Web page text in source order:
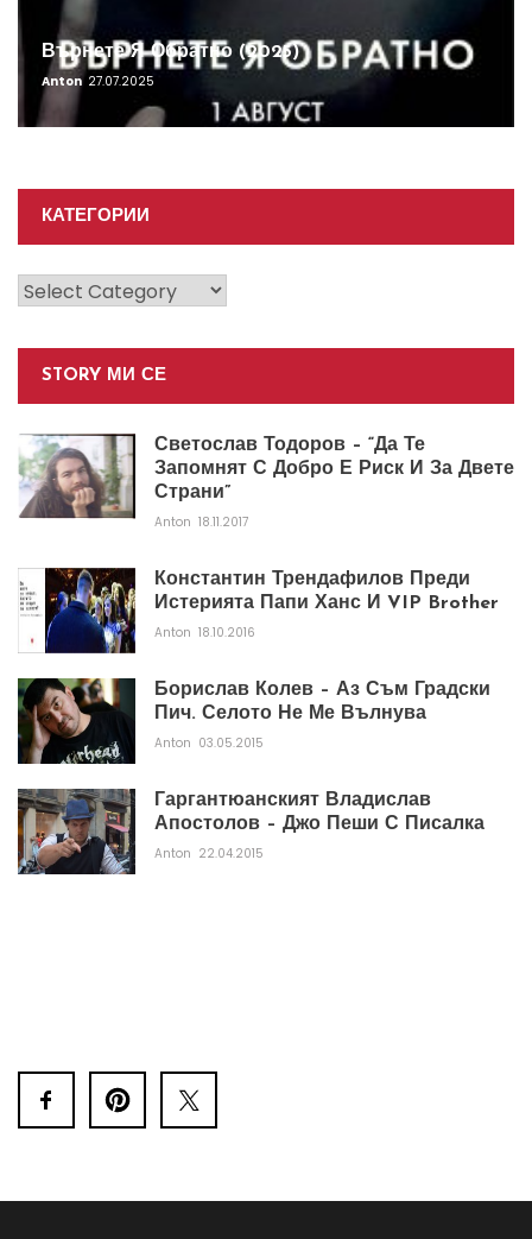
Върнете Я Обратно (2025)
Anton 27.07.2025
КАТЕГОРИИ
Категории
STORY МИ СЕ
Светослав Тодоров – “Да Те
Запомнят С Добро Е Риск И За Двете
Страни”
Anton 18.11.2017
Константин Трендафилов Преди
Истерията Папи Ханс И VIP Brother
Anton 18.10.2016
Борислав Колев – Аз Съм Градски
Пич. Селото Не Ме Вълнува
Anton 03.05.2015
Гаргантюанският Владислав
Апостолов – Джо Пеши С Писалка
Anton 22.04.2015